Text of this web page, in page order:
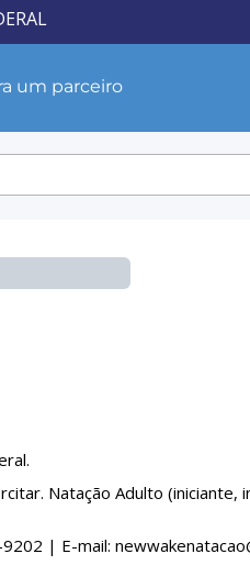
um parceiro
Natação Adulto (iniciante,
| E-mail: